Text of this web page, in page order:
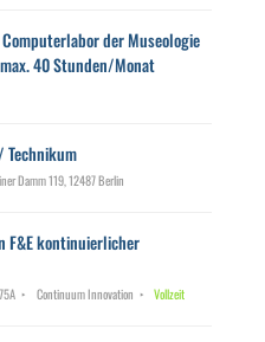
der Museologie
40 Stunden/Monat
Damm 119, 12487 Berlin
F&E kontinuierlicher
Continuum Innovation Vollzeit